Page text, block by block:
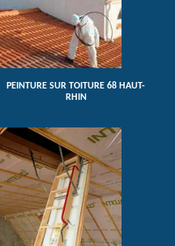
PEINTURE SUR TOITURE 68 HAUT-
RHIN